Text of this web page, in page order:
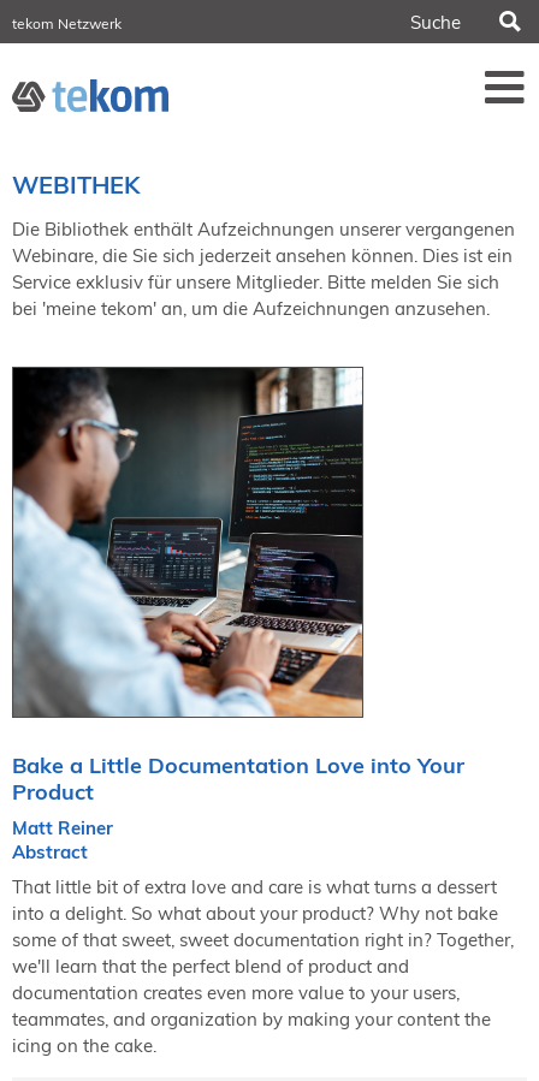
tekom Netzwerk
tech-writer.info
18.-19. März 2027
Information Energy
21.-23. April 2027 Online
tekom-Festival
tcworld China
20.-21. Mai 2027 in Shanghai
Evolution of TC
2.-3. Juni 2026 in Sofia
FokusTag DPP
19. Juni 2026 in Wiesbaden
NORDIC TechKomm Kopenhagen
23.-24. September 2026
tekom-Jahrestagung 2026
10.-12. November, 2026 in Stuttgart
Mitglied werden
Expertenrat
Publikationen
Stellenangebote
Stellengesuche
Dienstleister
Regionalgruppen
Downloadbereich
WEBITHEK
Die Bibliothek enthält Aufzeichnungen unserer vergangenen
Webinare, die Sie sich jederzeit ansehen können. Dies ist ein
Service exklusiv für unsere Mitglieder. Bitte melden Sie sich
bei 'meine tekom' an, um die Aufzeichnungen anzusehen.
Bake a Little Documentation Love into Your
Product
Matt Reiner
Abstract
That little bit of extra love and care is what turns a dessert
into a delight. So what about your product? Why not bake
some of that sweet, sweet documentation right in? Together,
we'll learn that the perfect blend of product and
documentation creates even more value to your users,
teammates, and organization by making your content the
icing on the cake.